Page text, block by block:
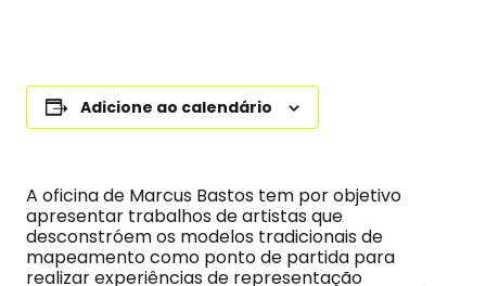
Adicione ao calendário
A oficina de Marcus Bastos tem por objetivo
apresentar trabalhos de artistas que
desconstróem os modelos tradicionais de
mapeamento como ponto de partida para
realizar experiências de representação